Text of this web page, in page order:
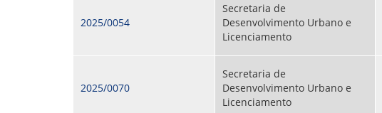
2025/0054
Secretaria de
Desenvolvimento Urbano e
Licenciamento
2025/0070
Secretaria de
Desenvolvimento Urbano e
Licenciamento